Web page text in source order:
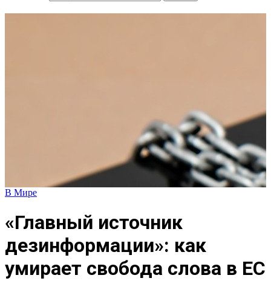
В Мире
«Главный источник
дезинформации»: как
умирает свобода слова в ЕС